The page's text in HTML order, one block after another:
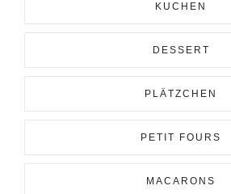
KUCHEN
DESSERT
PLÄTZCHEN
PETIT FOURS
MACARONS